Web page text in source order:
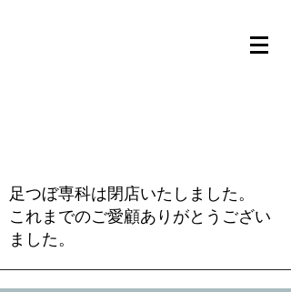
足つぼ専科は閉店いたしました。
これまでのご愛顧ありがとうござい
ました。